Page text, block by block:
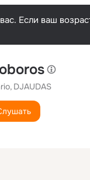
Если ваш
DJAUDAS